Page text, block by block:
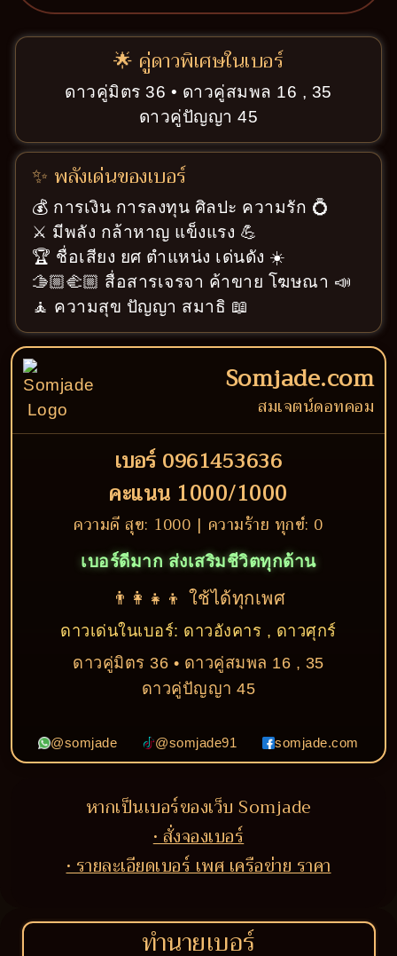
🌟 คู่ดาวพิเศษในเบอร์
ดาวคู่มิตร 36 • ดาวคู่สมพล 16 , 35
ดาวคู่ปัญญา 45
✨ พลังเด่นของเบอร์
💰 การเงิน การลงทุน ศิลปะ ความรัก 💍
⚔️ มีพลัง กล้าหาญ แข็งแรง 💪
🏆 ชื่อเสียง ยศ ตำแหน่ง เด่นดัง ☀️
🫱🏼‍🫲🏼 สื่อสารเจรจา ค้าขาย โฆษณา 📣
🧘 ความสุข ปัญญา สมาธิ 📖
Somjade.com
สมเจตน์ดอทคอม
เบอร์ 0961453636
คะแนน 1000/1000
ความดี สุข: 1000 | ความร้าย ทุกข์: 0
เบอร์ดีมาก ส่งเสริมชีวิตทุกด้าน
👨‍👩‍👧‍👦 ใช้ได้ทุกเพศ
ดาวเด่นในเบอร์: ดาวอังคาร , ดาวศุกร์
ดาวคู่มิตร 36 • ดาวคู่สมพล 16 , 35
ดาวคู่ปัญญา 45
@somjade @somjade91 somjade.com
หากเป็นเบอร์ของเว็บ Somjade
• สั่งจองเบอร์
• รายละเอียดเบอร์ เพศ เครือข่าย ราคา
ทำนายเบอร์